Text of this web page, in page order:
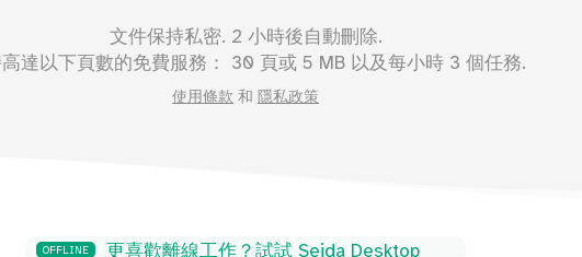
文件保持私密. 2 小時後自動刪除.
達以下頁數的免費服務： 30 頁或 5 MB 以及每小時 3 個任務.
使用條款 和 隱私政策
OFFLINE 更喜歡離線工作？試試 Sejda Desktop